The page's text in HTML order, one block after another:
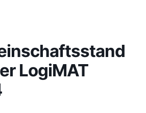
LogiMAT